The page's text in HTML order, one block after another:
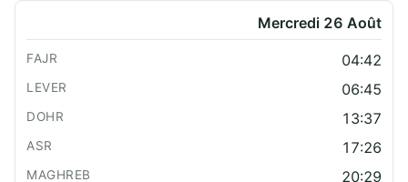
Mercredi 26 Août
04:42
06:45
13:37
17:26
20:29